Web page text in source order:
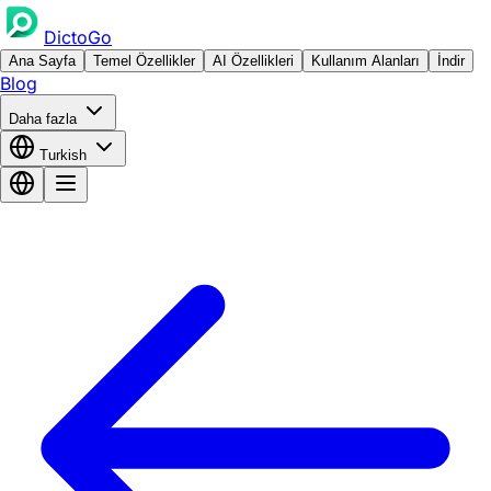
DictoGo
Ana Sayfa Temel Özellikler AI Özellikleri Kullanım Alanları İndir
Blog
Daha fazla
Turkish